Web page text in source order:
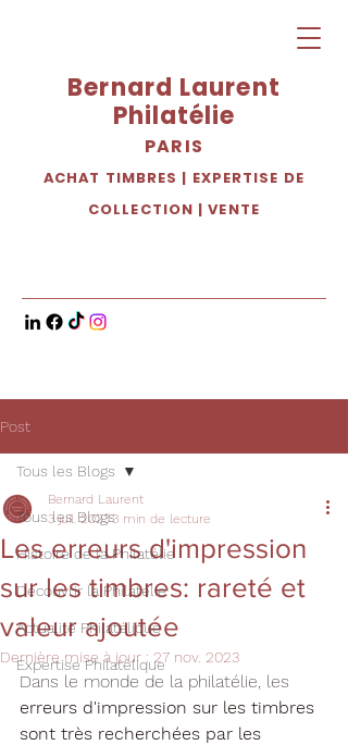
Bernard Laurent
Philatélie
PARIS
ACHAT TIMBRES | EXPERTISE DE
COLLECTION | VENTE
Post
Tous les Blogs
Histoire de la Philatélie
Découvrir la Philatélie
Actualité Philatélique
Expertise Philatélique
Tous les Blogs
Les erreurs d'impression
sur les timbres: rareté et
valeur ajoutée
Bernard Laurent
3 juil. 20233 min de lecture
Dernière mise à jour : 27 nov. 2023
Dans le monde de la philatélie, les
erreurs d'impression sur les timbres
sont très recherchées par les